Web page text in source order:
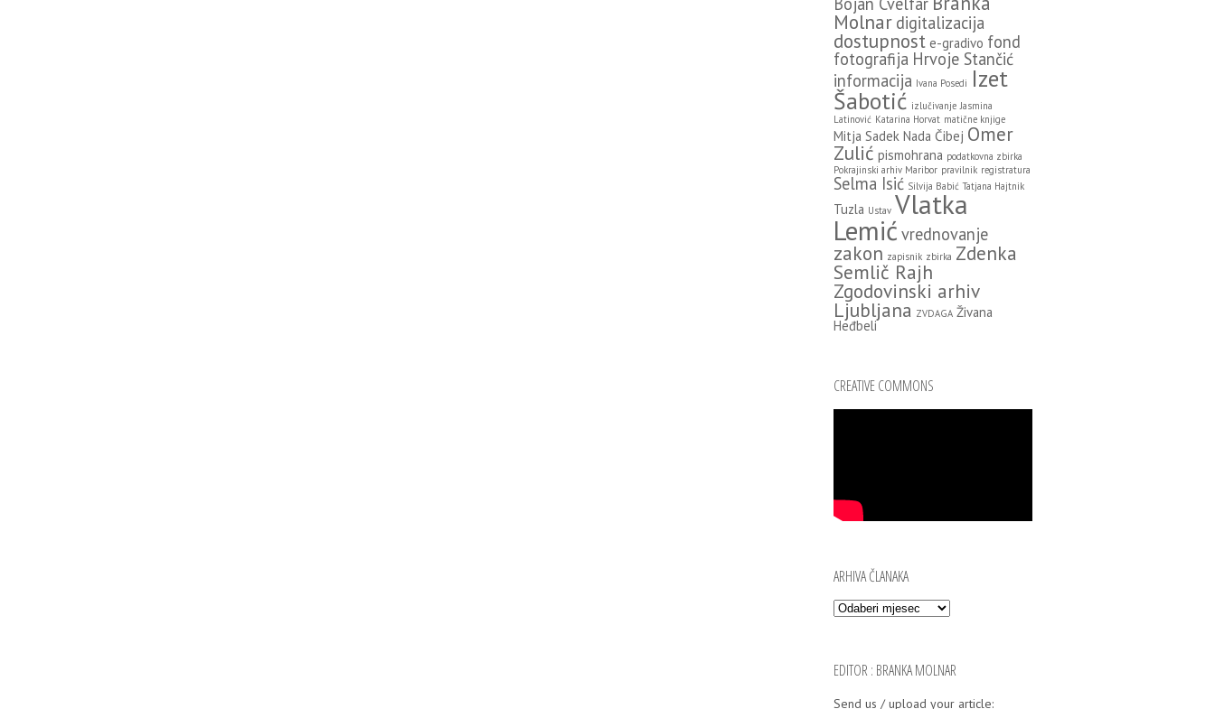
Molnar digitalizacija
dostupnost e-gradivo fond
fotografija Hrvoje Stančić
informacija Ivana Posedi Izet
Šabotić izlučivanje Jasmina
Latinović Katarina Horvat matične knjige
Mitja Sadek Nada Čibej Omer
Zulić pismohrana podatkovna zbirka
Pokrajinski arhiv Maribor pravilnik registratura
Selma Isić Silvija Babić Tatjana Hajtnik
Tuzla Ustav Vlatka
Lemić vrednovanje
zakon zapisnik zbirka Zdenka
Semlič Rajh
Zgodovinski arhiv
Ljubljana ZVDAGA Živana
Heđbeli
CREATIVE COMMONS
ARHIVA ČLANAKA
Arhiva članaka
EDITOR : BRANKA MOLNAR
Send us / uplo­ad your arti­cle: